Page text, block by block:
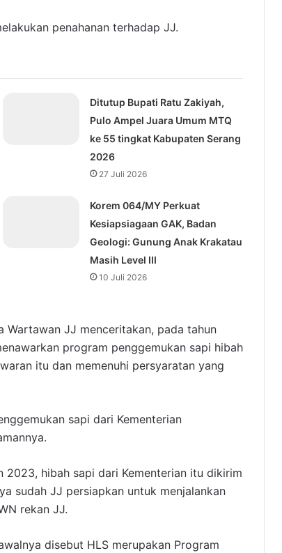
penahanan terhadap JJ.
Ditutup Bupati Ratu Zakiyah,
Pulo Ampel Juara Umum MTQ
ke 55 tingkat Kabupaten Serang
2026
27 Juli 2026
Korem 064/MY Perkuat
Kesiapsiagaan GAK, Badan
Geologi: Gunung Anak Krakatau
Masih Level III
10 Juli 2026
Wartawan JJ menceritakan, pada tahun
program penggemukan sapi hibah
itu dan memenuhi persyaratan yang
sapi dari Kementerian
hibah sapi dari Kementerian itu dikirim
sudah JJ persiapkan untuk menjalankan
rekan JJ.
disebut HLS merupakan Program